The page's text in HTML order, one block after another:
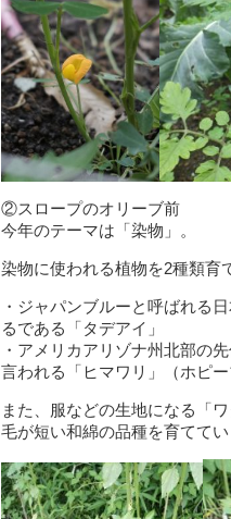
②スロープのオリーブ前
今年のテーマは「染物」。
染物に使われる植物を2種類育
・ジャパンブルーと呼ばれる
るである「タデアイ」
・アメリカアリゾナ州北部の
言われる「ヒマワリ」（ホピ
また、服などの生地になる「
毛が短い和綿の品種を育ててい